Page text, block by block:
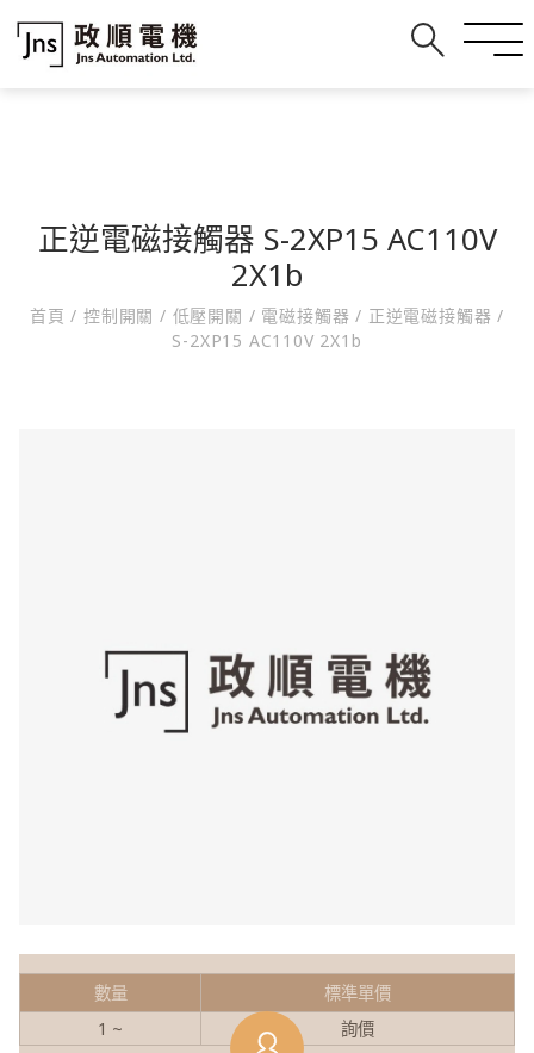
正逆電磁接觸器 S-2XP15 AC110V
2X1b
首頁/ 控制開關/ 低壓開關 / 電磁接觸器/ 正逆電磁接觸器/
S-2XP15 AC110V 2X1b
數量
標準單價
1 ~
詢價